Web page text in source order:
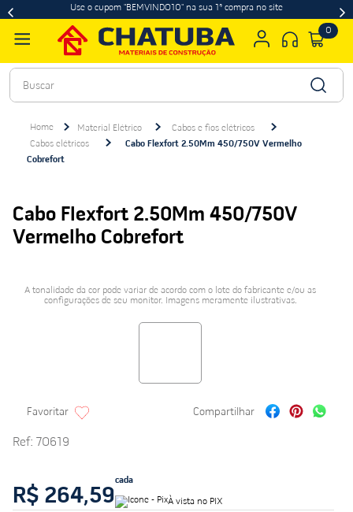
Use o cupom "BEMVINDO10" na sua 1ª compra no site
0
Buscar
Material Elétrico
Cabos e fios elétricos
Cabos elétricos
Cabo Flexfort 2.50Mm 450/750V Vermelho
Cobrefort
Cabo Flexfort 2.50Mm 450/750V
Vermelho Cobrefort
A tonalidade da cor pode variar de acordo com o lote do fabricante e/ou as
configurações de seu monitor. Imagens meramente ilustrativas.
Ref: 70619
R$ 264,59
cada
À vista no PIX